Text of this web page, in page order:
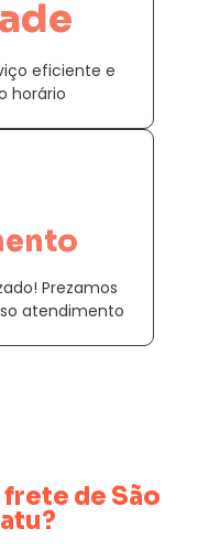
eficiente e
horário
Prezamos
atendimento
frete de São